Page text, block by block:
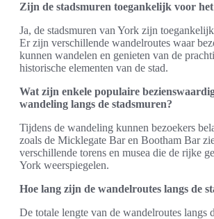
Zijn de stadsmuren toegankelijk voor
Ja, de stadsmuren van York zijn
Er zijn verschillende wandelroutes waar
kunnen wandelen en genieten van de
historische elementen van de stad.
Wat zijn enkele populaire
wandeling langs de stadsmuren?
Tijdens de wandeling kunnen bezoekers
zoals de Micklegate Bar en Bootham Bar
verschillende torens en musea die de rijke
York weerspiegelen.
Hoe lang zijn de wandelroutes langs de
De totale lengte van de wandelroutes langs